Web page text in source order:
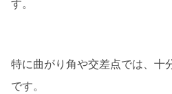
す。
特に曲がり角や交差点では、十
です。